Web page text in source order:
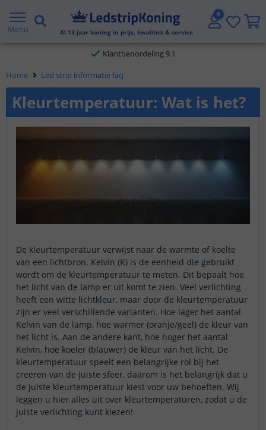
Menu Al 13 jaar koning in prijs, kwaliteit & service
Gratis verzending vanaf € 20,- NL en BE
Klantbeoordeling 9.1
Voor 23:45 uur besteld,
Home Led strip informatie faq
Kleurtemperatuur: Wat is het?
De kleurtemperatuur verwijst naar de warmte of koelte
van een lichtbron. Kelvin (K) is de eenheid die gebruikt
wordt om de kleurtemperatuur te meten. Dit bepaalt hoe
het licht van de lamp er uit komt te zien. Veel verlichting
heeft een witte lichtkleur, maar door de kleurtemperatuur
zijn er veel verschillende varianten. Hoe lager het aantal
Kelvin van de lamp, hoe warmer (oranje/geel) de kleur van
het licht is. Aan de andere kant, hoe hoger het aantal
Kelvin, hoe koeler (blauwer) de kleur van het licht. De
kleurtemperatuur speelt een belangrijke rol bij het
creëren van de juiste sfeer, daarom is het belangrijk dat u
de juiste kleurtemperatuur kiest voor uw behoeften. Wij
leggen u hier alles uit over kleurtemperaturen, zodat u de
juiste verlichting kunt kiezen!